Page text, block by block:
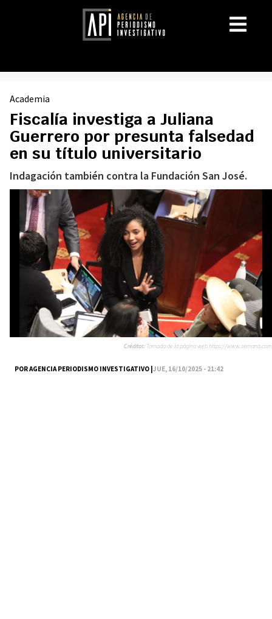
Academia
Fiscalía investiga a Juliana
Guerrero por presunta falsedad
en su título universitario
Indagación también contra la Fundación San José.
POR AGENCIA PERIODISMO INVESTIGATIVO |JUE, 16/10/2025 - 21:42
Créditos: Tomada de la página web https://www.semana.com